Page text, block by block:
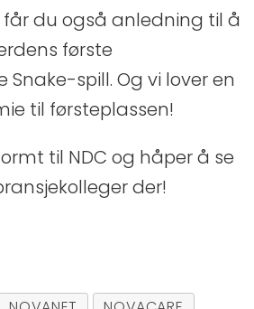
får du også anledning til å
første
Snake-spill. Og vi lover en
til førsteplassen!
til NDC og håper å se
der!